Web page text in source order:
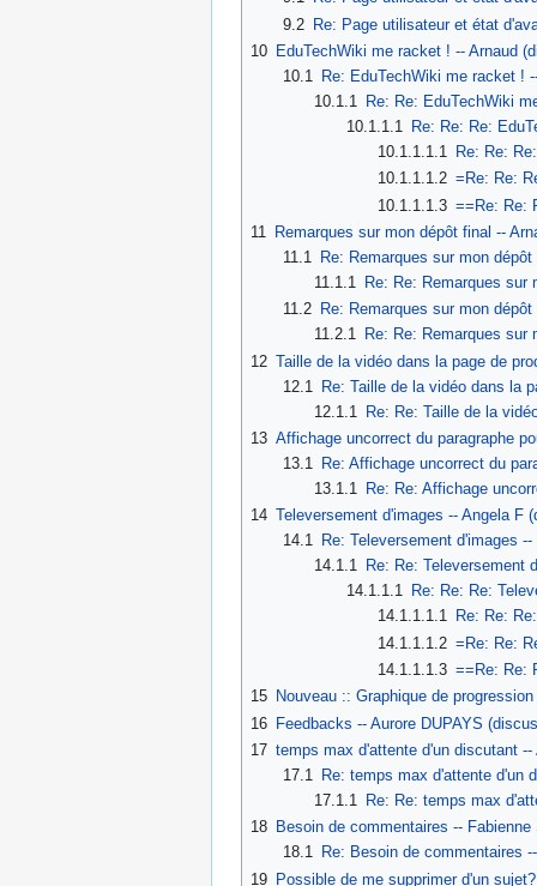
9.2 Re: Page utilisateur et état
10 EduTechWiki me racket ! -- Arnaud
10.1
Re: EduTechWiki me racket !
10.1.1
Re: Re: EduTechWiki
10.1.1.1
Re: Re: Re:
10.1.1.1.1
Re: Re:
10.1.1.1.2 =Re: Re:
10.1.1.1.3 ==Re: Re:
11
Remarques sur mon dépôt final --
11.1
Re: Remarques sur mon
11.1.1
Re: Re: Remarques sur
11.2
Re: Remarques sur mon
11.2.1 Re: Re: Remarques sur
12 Taille de la vidéo dans la page de
12.1
Re: Taille de la vidéo dans la
12.1.1
Re: Re: Taille de la
13 Affichage uncorrect du paragraphe
13.1
Re: Affichage uncorrect du
13.1.1
Re: Re: Affichage
14 Televersement d'images -- Angela F
14.1
Re: Televersement d'images
14.1.1 Re: Re: Televersement
14.1.1.1
Re: Re: Re:
14.1.1.1.1 Re: Re:
14.1.1.1.2 =Re: Re:
14.1.1.1.3 ==Re: Re:
15 Nouveau :: Graphique de
16 Feedbacks -- Aurore DUPAYS
17 temps max d'attente d'un discutant
17.1
Re: temps max d'attente d'un
17.1.1
Re: Re: temps max
18 Besoin de commentaires --
18.1
Re: Besoin de commentaires
19 Possible de me supprimer d'un